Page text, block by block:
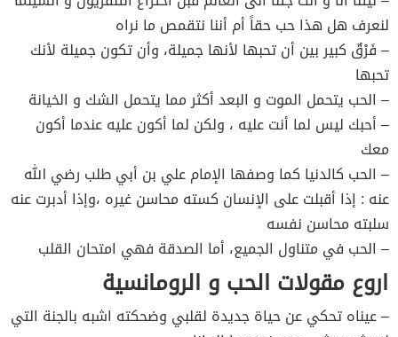
لنعرف هل هذا حب حقاً أم أننا نتقمص ما نراه
– فَرْقٌ كبير بين أن تحبها لأنها جميلة، وأن تكون جميلة لأنك
تحبها
– الحب يتحمل الموت و البعد أكثر مما يتحمل الشك و الخيانة
– أحبك ليس لما أنت عليه ، ولكن لما أكون عليه عندما أكون
معك
– الحب كالدنيا كما وصفها الإمام علي بن أبي طلب رضي الله
عنه : إذا أقبلت على الإنسان كسته محاسن غيره ،وإذا أدبرت عنه
سلبته محاسن نفسه
– الحب في متناول الجميع، أما الصدقة فهي امتحان القلب
اروع مقولات الحب و الرومانسية
– عيناه تحكي عن حياة جديدة لقلبي وضحكته اشبه بالجنة التي